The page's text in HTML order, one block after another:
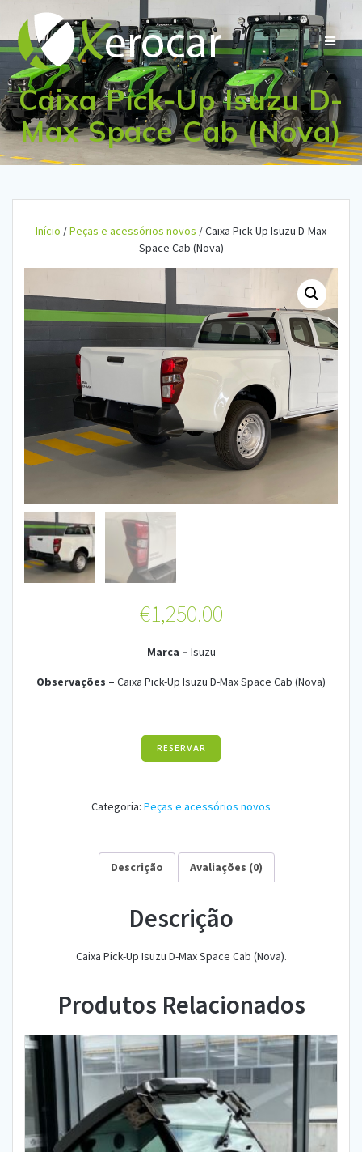
to
content
Caixa Pick-Up Isuzu D-
Max Space Cab (Nova)
Início /Peças e acessórios novos / Caixa Pick-Up Isuzu D-Max
Space Cab (Nova)
€1,250.00
Marca – Isuzu
Observações – Caixa Pick-Up Isuzu D-Max Space Cab (Nova)
RESERVAR
Categoria: Peças e acessórios novos
Descrição Avaliações (0)
Descrição
Caixa Pick-Up Isuzu D-Max Space Cab (Nova).
Produtos Relacionados